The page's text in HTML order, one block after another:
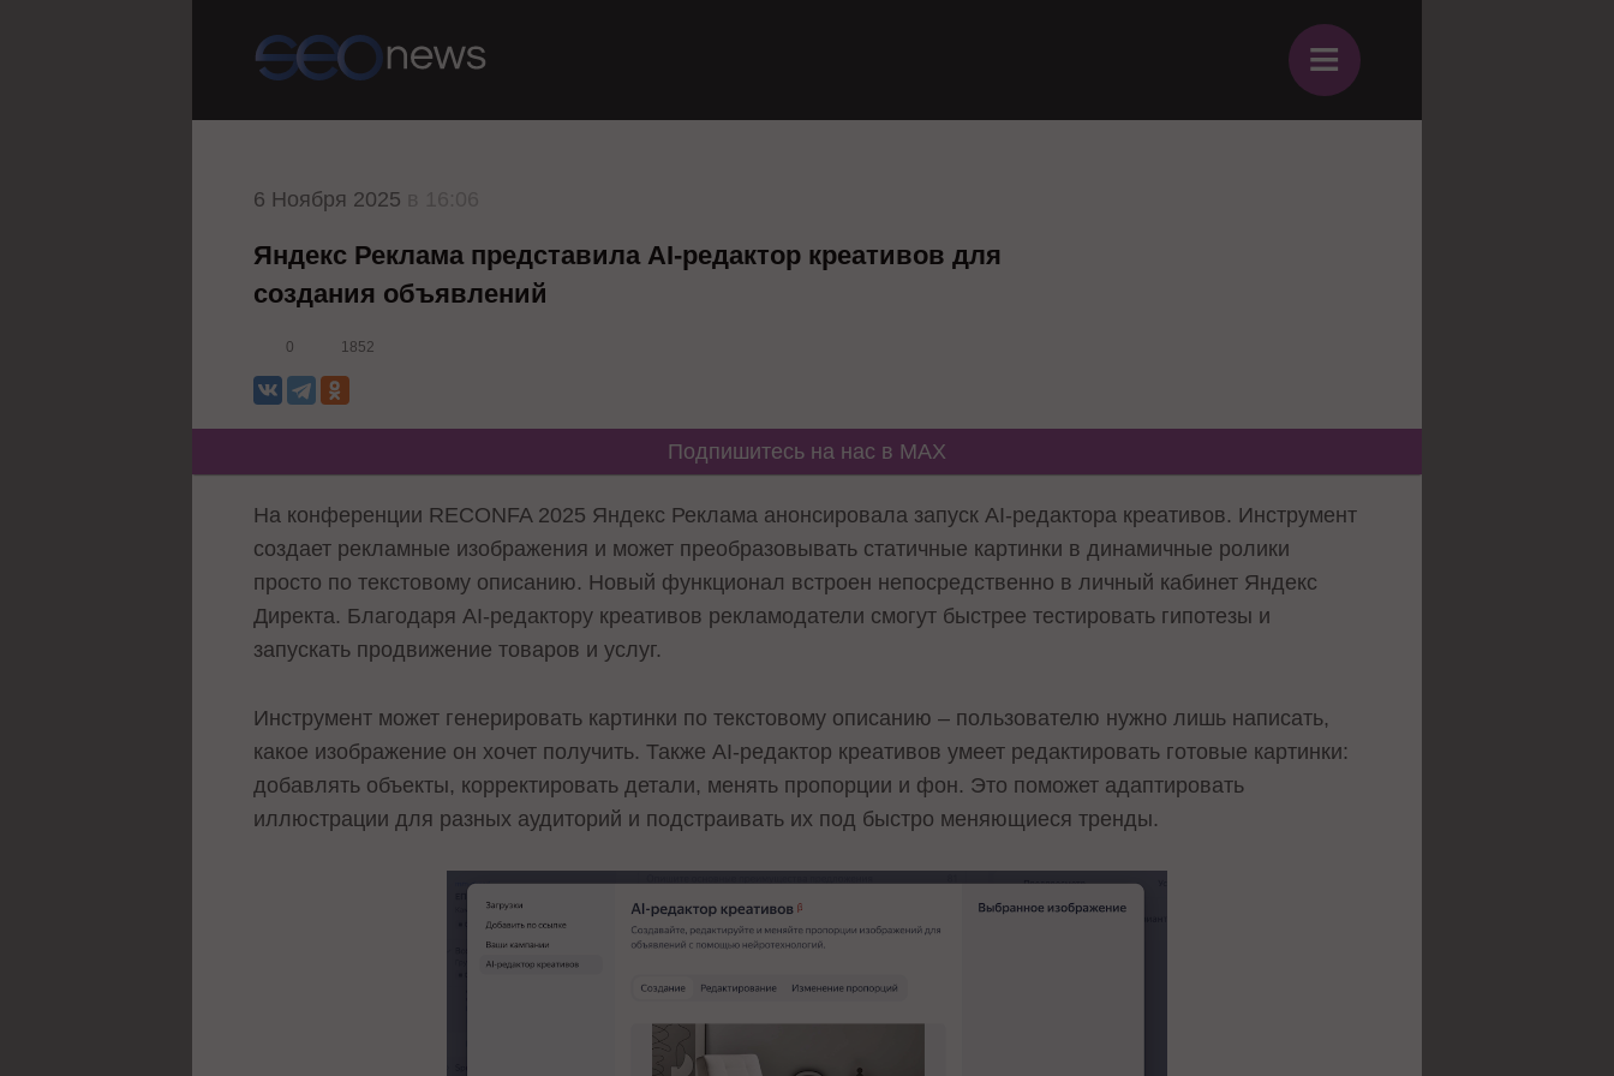
≡
6 Ноября 2025
Яндекс Реклама представила AI-редактор креативов для
создания объявлений
0 1852
Подпишитесь на нас в MAX
На конференции RECONFA 2025 Яндекс Реклама анонсировала запуск AI-редактора креативов. Инструмент
создает рекламные изображения и может преобразовывать статичные картинки в динамичные ролики
просто по текстовому описанию. Новый функционал встроен непосредственно в личный кабинет Яндекс
Директа. Благодаря AI-редактору креативов рекламодатели смогут быстрее тестировать гипотезы и
запускать продвижение товаров и услуг.
Инструмент может генерировать картинки по текстовому описанию – пользователю нужно лишь написать,
какое изображение он хочет получить. Также AI-редактор креативов умеет редактировать готовые картинки:
добавлять объекты, корректировать детали, менять пропорции и фон. Это поможет адаптировать
иллюстрации для разных аудиторий и подстраивать их под быстро меняющиеся тренды.